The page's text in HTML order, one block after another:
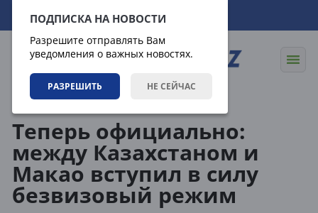
ПОДПИСКА НА НОВОСТИ
Разрешите отправлять Вам
уведомления о важных новостях.
РАЗРЕШИТЬ НЕ СЕЙЧАС
09.08.2026 14:43:38
Теперь официально:
между Казахстаном и
Макао вступил в силу
безвизовый режим